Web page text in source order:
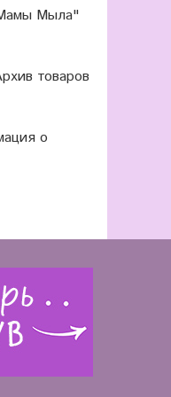
Мыла"
товаров
о